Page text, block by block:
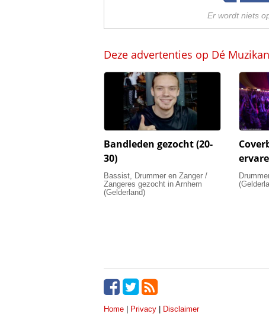
Er wordt niets
Deze advertenties op Dé
Bandleden gezocht (20-
30)
Bassist, Drummer en Zanger /
Zangeres gezocht in Arnhem
(Gelderland)
Home Privacy Disclaimer